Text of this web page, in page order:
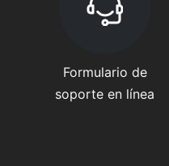
Formulario de
soporte en línea